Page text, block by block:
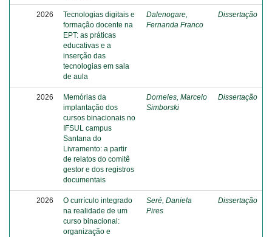
2026
Tecnologias digitais e
formação docente na
EPT: as práticas
educativas e a
inserção das
tecnologias em sala
de aula
Dalenogare,
Fernanda Franco
Dissertação
2026
Memórias da
implantação dos
cursos binacionais no
IFSUL campus
Santana do
Livramento: a partir
de relatos do comitê
gestor e dos registros
documentais
Dorneles, Marcelo
Simborski
Dissertação
2026
O currículo integrado
na realidade de um
curso binacional:
organização e
Seré, Daniela
Pires
Dissertação